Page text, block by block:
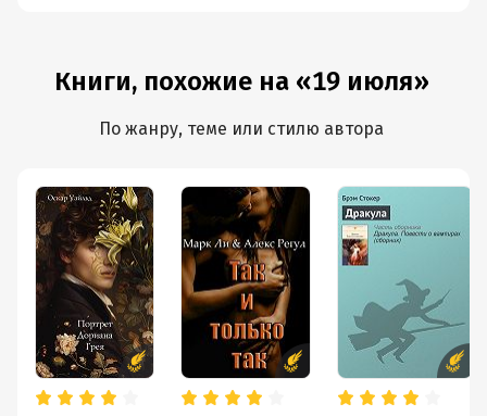
Книги, похожие на «19 июля»
По жанру, теме или стилю автора